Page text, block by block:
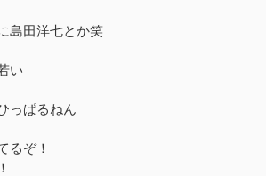
島田洋七とか笑
い
っぱるねん
るぞ！